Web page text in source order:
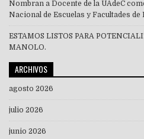
Nombran a Docente de la UAdeC
Nacional de Escuelas y Facultades de
ESTAMOS LISTOS PARA
MANOLO.
ARCHIVOS
agosto 2026
julio 2026
junio 2026